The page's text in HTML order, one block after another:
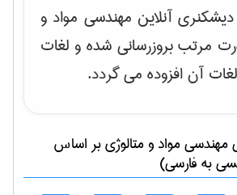
آنلاین مهندسی مواد و
مرتب بروزرسانی شده و لغات
آن افزوده می گردد.
مهندسی مواد و متالوژیبر اساس
به فارسی)